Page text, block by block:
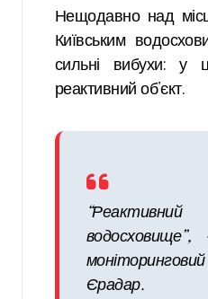
Нещодавно над
Київським
сильні вибухи: у
реактивний об’єкт.
водосховище”,
Єрадар.